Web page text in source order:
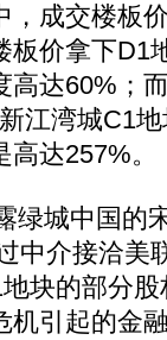
成交楼板
价拿下D1
达60%；
江湾城C1
达257%。
城中国的
中介接洽美
块的部分股
引起的金